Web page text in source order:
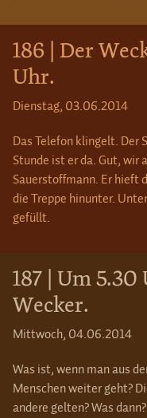
186 | Der
Uhr.
Dienstag, 03.06.2014
Das Telefon klingelt. Der
Stunde ist er da. Gut, wir
Sauerstoffmann. Er hieft
die Treppe hinunter.
gefüllt.
187 | Um
Wecker.
Mittwoch, 04.06.2014
Was ist, wenn man aus
Menschen weiter geht?
andere gelten? Was dann?